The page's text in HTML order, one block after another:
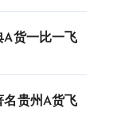
A货一比一飞
名贵州A货飞